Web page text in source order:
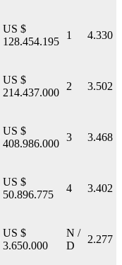
US $
128.454.195
1 4.330
US $
214.437.000
2 3.502
US $
408.986.000
3 3.468
US $
50.896.775
4 3.402
US $
3.650.000
N /
D
2.277